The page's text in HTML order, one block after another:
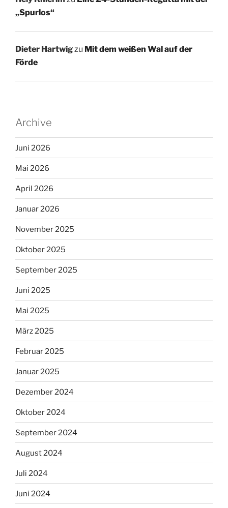
„Spurlos“
Dieter Hartwigzu Mit dem weißen Wal auf der
Förde
Archive
Juni 2026
Mai 2026
April 2026
Januar 2026
November 2025
Oktober 2025
September 2025
Juni 2025
Mai 2025
März 2025
Februar 2025
Januar 2025
Dezember 2024
Oktober 2024
September 2024
August 2024
Juli 2024
Juni 2024